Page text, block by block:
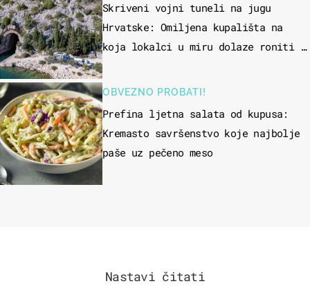
Skriveni vojni tuneli na jugu
Hrvatske: Omiljena kupališta na
koja lokalci u miru dolaze roniti i
OBVEZNO PROBATI!
Prefina ljetna salata od kupusa:
Kremasto savršenstvo koje najbolje
paše uz pečeno meso
Nastavi čitati